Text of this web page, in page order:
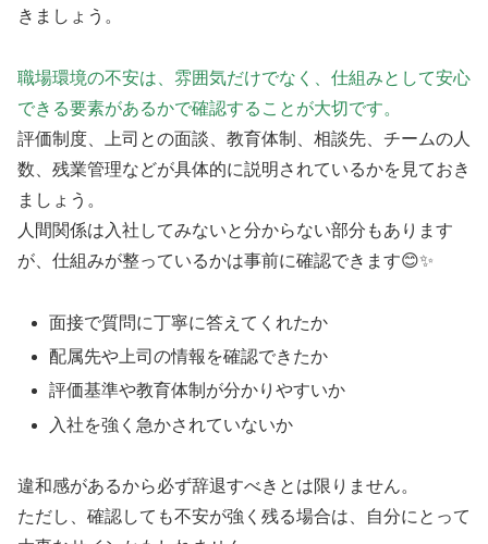
きましょう。
職場環境の不安は、雰囲気だけでなく、仕組みとして安心
できる要素があるかで確認することが大切です。
評価制度、上司との面談、教育体制、相談先、チームの人
数、残業管理などが具体的に説明されているかを見ておき
ましょう。
人間関係は入社してみないと分からない部分もあります
が、仕組みが整っているかは事前に確認できます😊✨
面接で質問に丁寧に答えてくれたか
配属先や上司の情報を確認できたか
評価基準や教育体制が分かりやすいか
入社を強く急かされていないか
違和感があるから必ず辞退すべきとは限りません。
ただし、確認しても不安が強く残る場合は、自分にとって